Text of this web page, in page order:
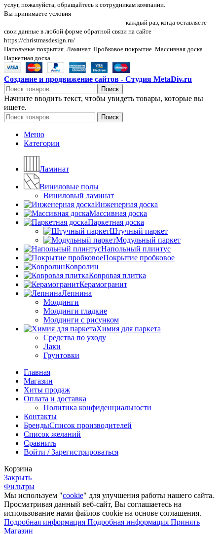
услуг, пожалуйста, обращайтесь к сотрудникам компании.
Вы принимаете условия
каждый раз, когда оставляете
свои данные в любой форме обратной связи на сайте
https://christmasdesign.ru/
Напольные покрытия. Ламинат. Пробковое покрытие. Массивная доска.
Паркетная доска.
Создание и продвижение сайтов - Студия MetaDiv.ru
Поиск
Начните вводить текст, чтобы увидеть товары, которые вы
ищете.
Поиск
Меню
Категории
Ламинат
Виниловые полы
Виниловый ламинат
Инженерная доска
Массивная доска
Паркетная доска
Штучный паркет
Модульный паркет
Напольный плинтус
Покрытие пробковое
Ковролин
Ковровая плитка
Керамогранит
Лепнина
Молдинги
Молдинги гладкие
Молдинги с рисунком
Химия для паркета
Средства по уходу
Лаки
Грунтовки
Главная
Магазин
Хиты продаж
Оплата и доставка
Политика конфиденциальности
Контакты
БрендыСписок производителей
Список желаний
Сравнить
Войти / Зарегистрироваться
Корзина
Закрыть
Фильтры
Мы используем "cookie" для улучшения работы нашего сайта.
Просматривая данный веб-сайт, Вы соглашаетесь на
использование нами файлов cookie на основе соглашения.
Подробная информация Подробная информация Принять
Магазин